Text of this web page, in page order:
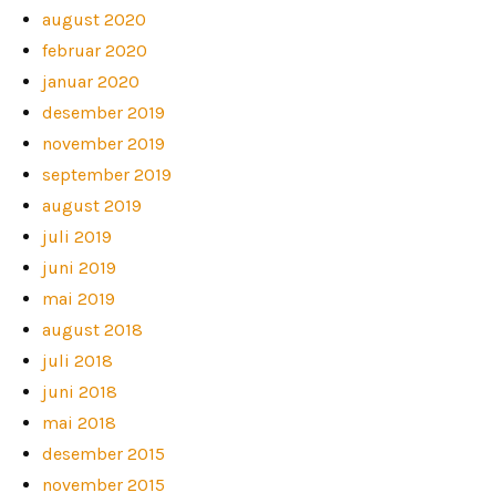
august 2020
februar 2020
januar 2020
desember 2019
november 2019
september 2019
august 2019
juli 2019
juni 2019
mai 2019
august 2018
juli 2018
juni 2018
mai 2018
desember 2015
november 2015